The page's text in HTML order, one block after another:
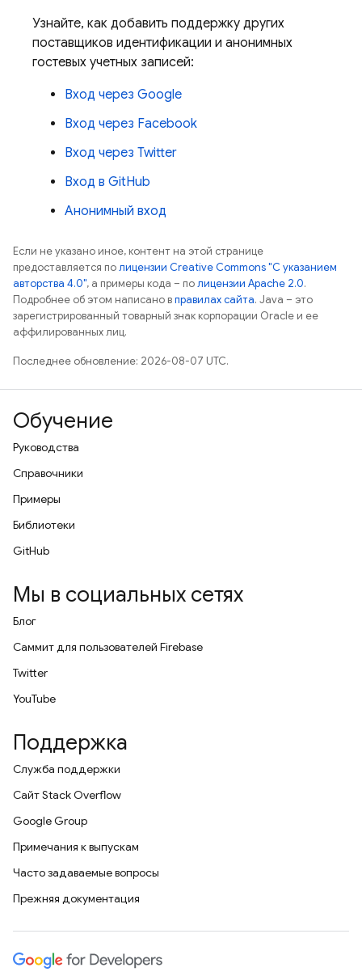
Узнайте, как добавить поддержку других
поставщиков идентификации и анонимных
гостевых учетных записей:
Вход через Google
Вход через Facebook
Вход через Twitter
Вход в GitHub
Анонимный вход
Если не указано иное, контент на этой странице
предоставляется полицензии Creative Commons "С указанием
авторства 4.0", а примеры кода – полицензии Apache 2.0.
Подробнее об этом написано вправилах сайта. Java – это
зарегистрированный товарный знак корпорации Oracle и ее
аффилированных лиц.
Последнее обновление: 2026-08-07 UTC.
Обучение
Руководства
Справочники
Примеры
Библиотеки
GitHub
Мы в социальных сетях
Блог
Саммит для пользователей Firebase
Twitter
YouTube
Поддержка
Служба поддержки
Сайт Stack Overflow
Google Group
Примечания к выпускам
Часто задаваемые вопросы
Прежняя документация